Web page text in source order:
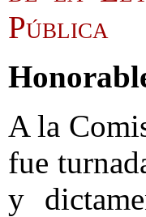
Pública
A la
fue
y